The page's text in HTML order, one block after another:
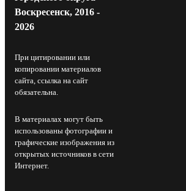
Воскресенск, 2016 -
2026
При цитировании или
копировании материалов
сайта, ссылка на сайт
обязательна.
В материалах могут быть
использованы фотографии и
графические изображения из
открытых источников в сети
Интернет.